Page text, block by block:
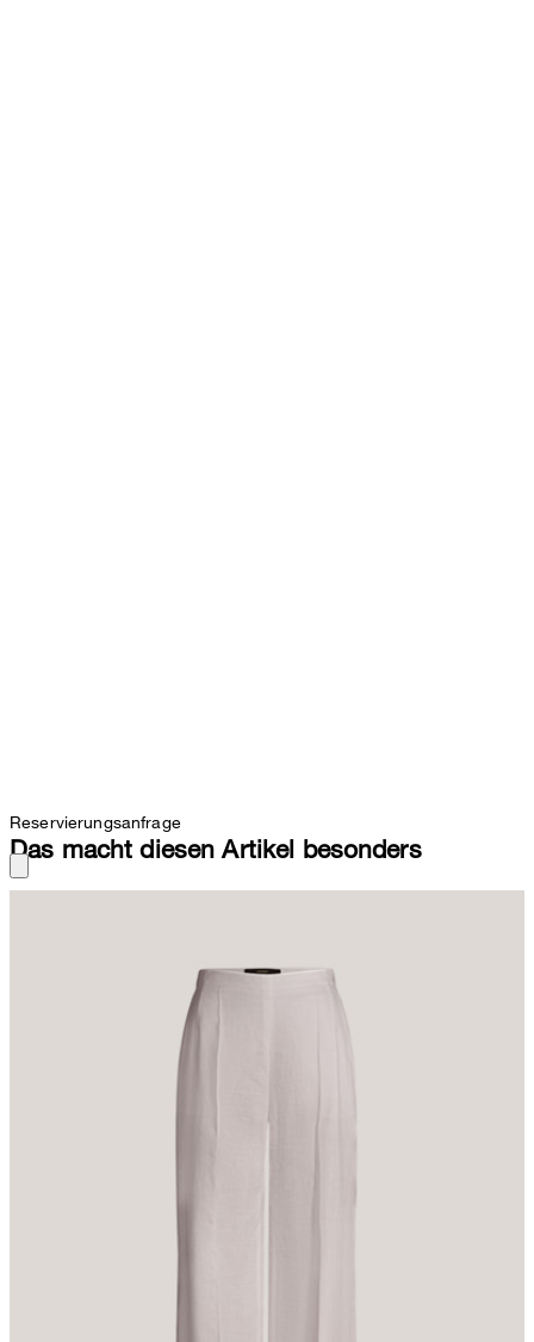
Reservierungsanfrage
Das macht diesen Artikel besonders
angesetzte Bund mit nahtverdecktem Zipper sowie
Pattengesäßtaschen. Feine Bügelfalten bringen den Style optimal
zur Geltung. Der schmale Schnitt mit weit verlaufendem
Hosenbein rundet das Modell stimmig ab.